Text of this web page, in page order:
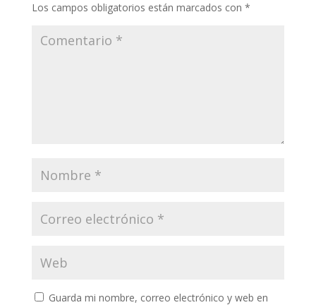
Los campos obligatorios están marcados con *
Guarda mi nombre, correo electrónico y web en